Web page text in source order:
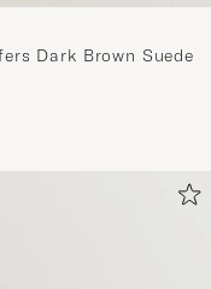
Dark Brown Suede